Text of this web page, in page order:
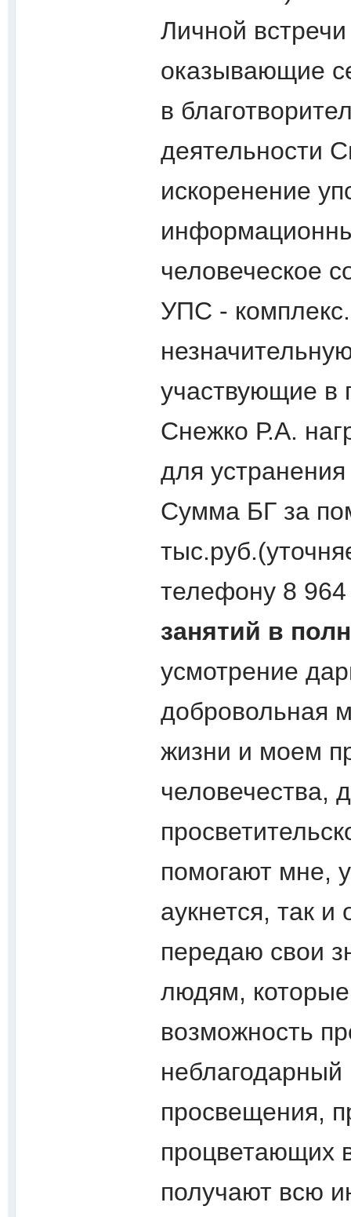
Личной
оказывающие
в
деятельности
искоренение
человеческое
УПС -
участвующие в
Снежко Р.А.
для
Сумма БГ за
телефону 8
занятий в
усмотрение
добровольная
жизни и моем
человечества,
помогают мне,
аукнется, так и
передаю свои
людям,
возможность
неблагодарный
просвещения,
процветающих
получают всю